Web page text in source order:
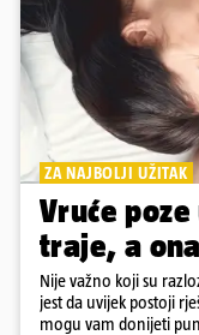
ZA NAJBOLJI UŽITAK
Vruće
traje, a
Nije važno koji su
jest da uvijek postoji
mogu vam donijeti